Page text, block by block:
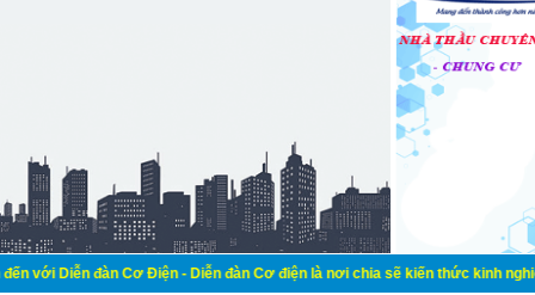
đàn Cơ Điện - Diễn đàn Cơ điện là nơi chia sẽ kiến thức kinh nghiệm